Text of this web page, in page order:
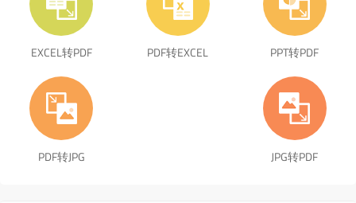
EXCEL转PDF PDF转EXCEL PPT转PDF
PDF转JPG JPG转PDF